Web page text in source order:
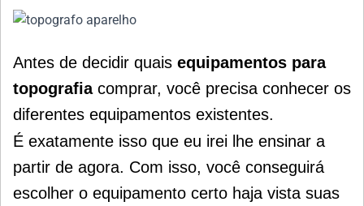
Antes de decidir quais equipamentos para
topografiacomprar, você precisa conhecer os
diferentes equipamentos existentes.
É exatamente isso que eu irei lhe ensinar a
partir de agora. Com isso, você conseguirá
escolher o equipamento certo haja vista suas